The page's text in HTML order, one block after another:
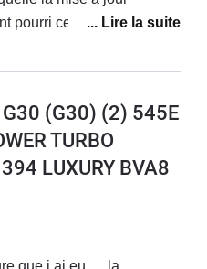
pourri ce magnifique
pour rechercher un
je me suis retrouvé chez
rares 540I en occasion
ci est également
remplacer les Runflat (qui
même en monte de 19
avec une auto
mode confort (malgré
G30 (G30) (2) 545E
TURBO
LUXURY BVA8
que j ai eu … la